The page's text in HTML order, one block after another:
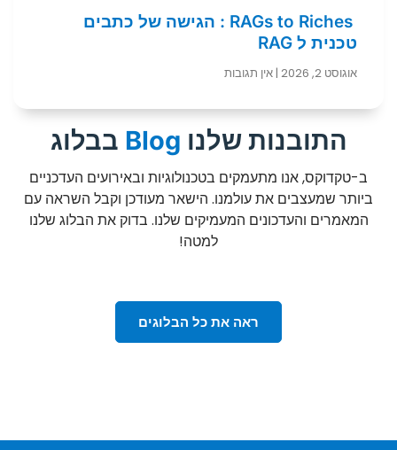
RAGs to Riches : הגישה של כתבים
טכנית ל RAG
אוגוסט 2, 2026 אין תגובות
התובנות שלנוBlogבבלוג
ב-טקדוקס, אנו מתעמקים בטכנולוגיות ובאירועים העדכניים
ביותר שמעצבים את עולמנו. הישאר מעודכן וקבל השראה עם
המאמרים והעדכונים המעמיקים שלנו. בדוק את הבלוג שלנו
למטה!
ראה את כל הבלוגים